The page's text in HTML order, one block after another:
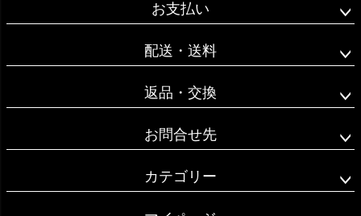
ップ
お支払い
配送・送料
返品・交換
お問合せ先
カテゴリー